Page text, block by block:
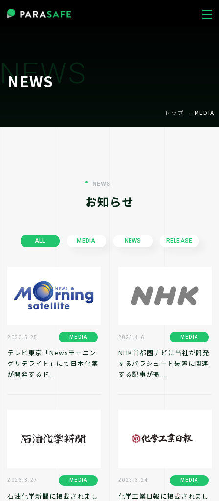
NEWS
NEWS
トップ / MEDIA
NEWS
お知らせ
ALL MEDIA NEWS RELEASE
MEDIA
2023.5.25
テレビ東京「Newsモーニン
グサテライト」にて日本化薬
が開発するド...
MEDIA
2023.4.6
NHK首都圏ナビに当社が開発
するパラシュート装置に関連
する記事が掲...
MEDIA
2023.3.27
石油化学新聞に掲載されまし
MEDIA
2023.3.24
化学工業日報に掲載されまし